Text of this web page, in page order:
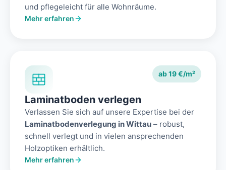
und pflegeleicht für alle Wohnräume.
Mehr erfahren
ab 19 €/m²
Laminatboden verlegen
Verlassen Sie sich auf unsere Expertise bei der
Laminatbodenverlegung in Wittau – robust,
schnell verlegt und in vielen ansprechenden
Holzoptiken erhältlich.
Mehr erfahren